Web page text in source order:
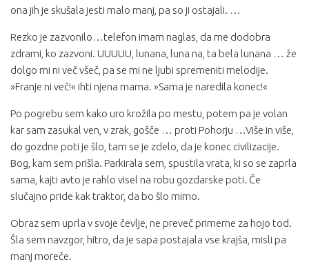
ona jih je skušala jesti malo manj, pa so ji ostajali. …
Rezko je zazvonilo…telefon imam naglas, da me dodobra
zdrami, ko zazvoni. UUUUU, lunana, luna na, ta bela lunana … že
dolgo mi ni več všeč, pa se mi ne ljubi spremeniti melodije.
»Franje ni več!« ihti njena mama. »Sama je naredila konec!«
Po pogrebu sem kako uro krožila po mestu, potem pa je volan
kar sam zasukal ven, v zrak, gošče … proti Pohorju …Više in više,
do gozdne poti je šlo, tam se je zdelo, da je konec civilizacije.
Bog, kam sem prišla. Parkirala sem, spustila vrata, ki so se zaprla
sama, kajti avto je rahlo visel na robu gozdarske poti. Če
slučajno pride kak traktor, da bo šlo mimo.
Obraz sem uprla v svoje čevlje, ne preveč primerne za hojo tod.
Šla sem navzgor, hitro, da je sapa postajala vse krajša, misli pa
manj moreče.